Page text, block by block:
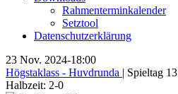
Rahmenterminkalender
Setztool
Datenschutzerklärung
23 Nov. 2024-18:00
Högstaklass - Huvdrunda | Spieltag 13
Halbzeit: 2-0